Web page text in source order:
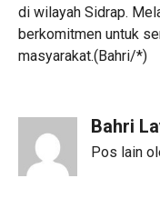
di wilayah Sidrap.
berkomitmen untuk
masyarakat.(Bahri/*)
Bahri
Pos lain